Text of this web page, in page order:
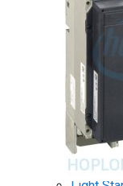
Relay
THIẾT BỊ
BIẾN TẦN
DRIVER /
LOGIC
BỘ
Robot